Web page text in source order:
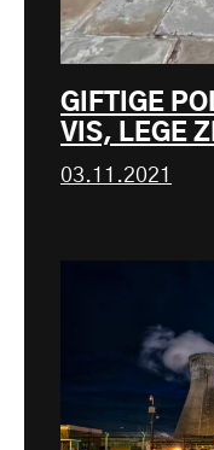
GIFTIGE
VIS, LEGE
03.11.2021